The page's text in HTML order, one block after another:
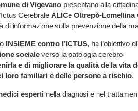
di Vigevano presentano alla
Cerebrale ALICe Oltrepò-Lomellina
di informazione sulla prevenzione della
INSIEME contro l’ICTUS, ha l’obiettivo di
sociale verso la patologia cerebro-
e di migliorare la qualità della vita
loro familiari e delle persone a rischio.
esperti nella diagnosi e nel